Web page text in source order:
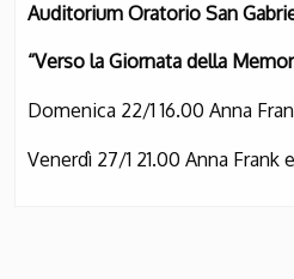
Auditorium Oratorio San
“Verso la Giornata della
Domenica 22/1 16.00 Anna
Venerdì 27/1 21.00 Anna Frank